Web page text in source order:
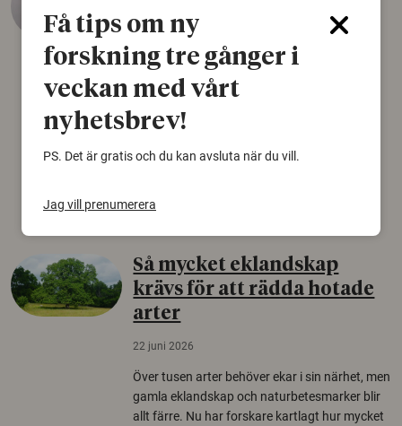
Det som arkeologer länge trodde var en
björnfäll visar sig vara delar av en 2000 år
gammal sko. Fyndet bär spår av romerskt
skomode och beskrivs som mycket ovanligt i
Norden.
Så mycket eklandskap
krävs för att rädda hotade
arter
22 juni 2026
Över tusen arter behöver ekar i sin närhet, men
gamla eklandskap och naturbetesmarker blir
allt färre. Nu har forskare kartlagt hur mycket
Få tips om ny
forskning tre gånger i
veckan med vårt
nyhetsbrev!
PS. Det är gratis och du kan avsluta när du vill.
Jag vill prenumerera